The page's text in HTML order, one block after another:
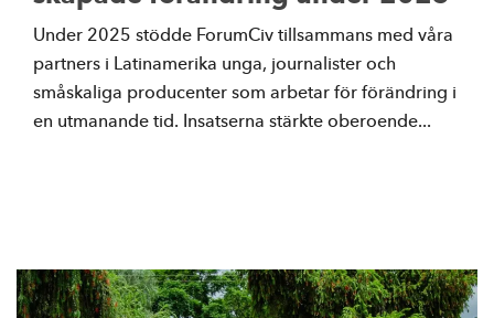
Under 2025 stödde ForumCiv tillsammans med våra
partners i Latinamerika unga, journalister och
småskaliga producenter som arbetar för förändring i
en utmanande tid. Insatserna stärkte oberoende...